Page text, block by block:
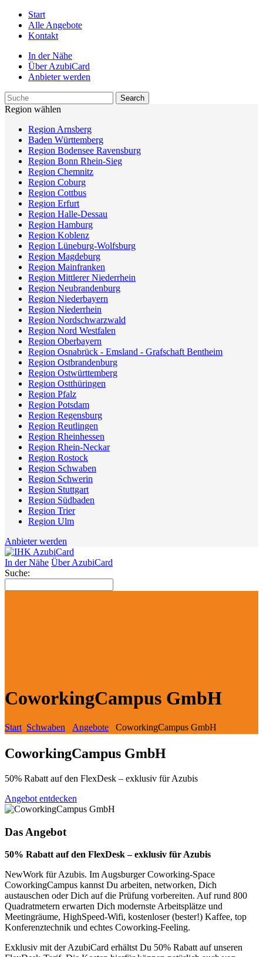
Start
Alle Angebote
Kontakt
In der Nähe
Über AzubiCard
Anbieter werden
Region wählen
Region Arnsberg
Baden Württemberg
Region Bodensee Ravensburg
Region Bonn Rhein-Sieg
Region Chemnitz
Region Coburg
Region Cottbus
Region Erfurt
Region Halle-Dessau
Region Hamburg
Region Koblenz
Region Lüneburg-Wolfsburg
Region Magdeburg
Region Mainfranken
Region Mittlerer Niederrhein
Region Neubrandenburg
Region Niederbayern
Region Niederrhein
Region Nordschwarzwald
Region Nord Westfalen
Region Oberbayern
Region Osnabrück - Emsland - Grafschaft Bentheim
Region Ostbrandenburg
Region Ostwürttemberg
Region Ostthüringen
Region Pfalz
Region Potsdam
Region Regensburg
Region Reutlingen
Region Rheinhessen
Region Rhein-Neckar
Region Rostock
Region Schwaben
Region Schwerin
Region Stuttgart
Region Südbaden
Region Trier
Region Ulm
Anbieter werden
In der Nähe Über AzubiCard
Suche:
CoworkingCampus GmbH
Start Schwaben Angebote CoworkingCampus GmbH
CoworkingCampus GmbH
50% Rabatt auf den FlexDesk – exklusiv für Azubis
Angebot entdecken
Das Angebot
50% Rabatt auf den FlexDesk – exklusiv für Azubis
NewWork für Azubis. Im Augsburger Coworking-Space
CoworkingCampus kannst Du arbeiten, networken, Dich
austauschen oder Dich auf die Prüfung vorbereiten. Auf rund 800
Quadratmetern erwarten Dich modernste Arbeitsplätze und
Meetingräume, HighSpeed-Wifi, kostenloser (bester!) Kaffee, top
Konferenztechnik und echtes Coworking-Feeling.
Exklusiv mit der AzubiCard erhältst Du 50% Rabatt auf unseren